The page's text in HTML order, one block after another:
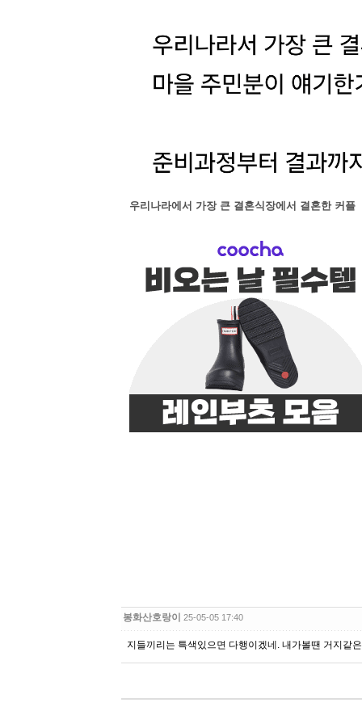
우리나라에서 가장 큰 결혼식장에서 결혼한 커플
봉화산호랑이 25-05-05 17:40
지들끼리는 특색있으면 다행이겠네. 내가볼땐 거지같